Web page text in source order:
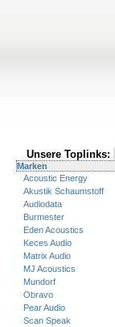
Unsere Toplinks:
Marken
Acoustic Energy
Akustik Schaumstoff
Audiodata
Burmester
Eden Acoustics
Keces Audio
Matrix Audio
MJ Acoustics
Mundorf
Obravo
Pear Audio
Scan Speak